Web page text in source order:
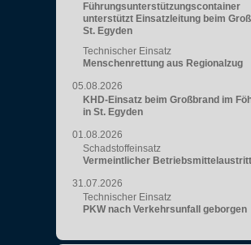
Führungsunterstützungscontainer
unterstützt Einsatzleitung beim
St. Egyden
Technischer Einsatz
Menschenrettung aus Regionalzug
05.08.2026
KHD-Einsatz beim Großbrand im
in St. Egyden
01.08.2026
Schadstoffeinsatz
Vermeintlicher Betriebsmittelaustritt
31.07.2026
Technischer Einsatz
PKW nach Verkehrsunfall geborgen